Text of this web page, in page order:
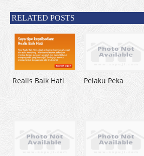
RELATED POSTS
Realis Baik Hati Pelaku Peka